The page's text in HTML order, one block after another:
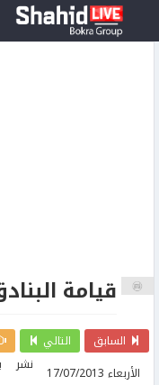
قيامة
السابق التالي
نشر
الأربعاء 17/07/2013